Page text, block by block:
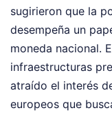
sugirieron que la
desempeña un
moneda nacional.
infraestructuras
atraído el interés
europeos que